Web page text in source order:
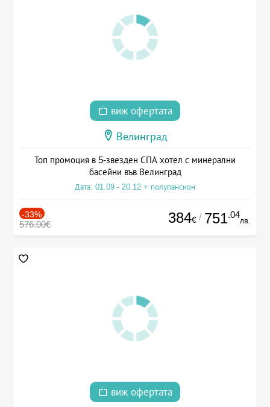
виж офертата
Велинград
Топ промоция в 5-звезден СПА хотел с минерални
басейни във Велинград
Дата: 01.09 - 20.12 + полупансион
-33%
576.00€ 384€ / 751.04
лв.
виж офертата